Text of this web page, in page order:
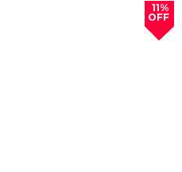
11%
OFF